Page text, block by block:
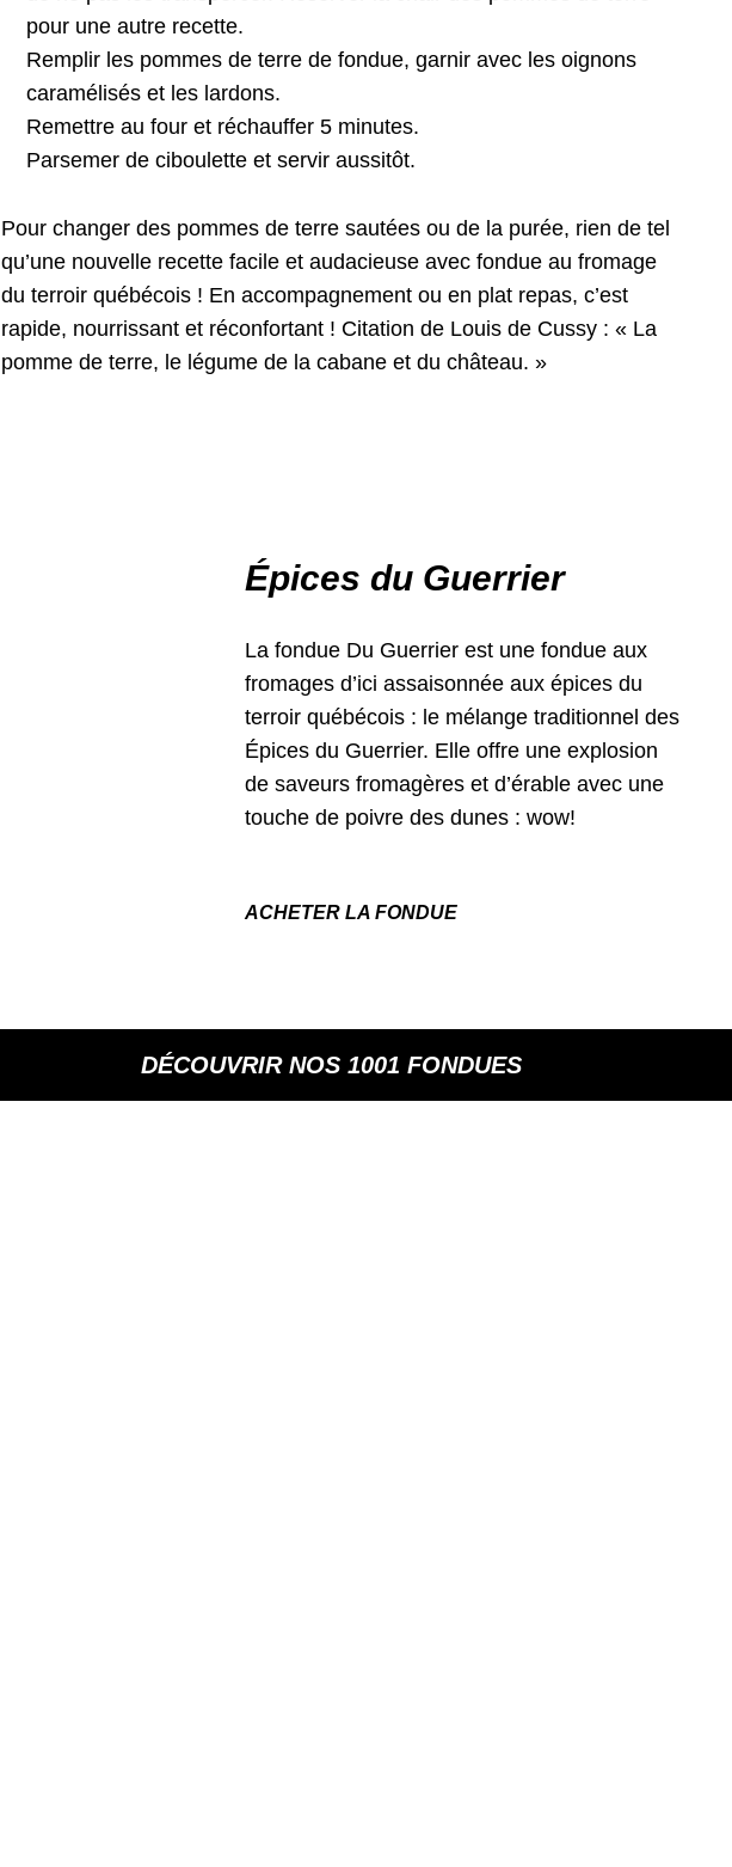
pour une autre recette.
Remplir les pommes de terre de fondue, garnir avec les oignons
caramélisés et les lardons.
Remettre au four et réchauffer 5 minutes.
Parsemer de ciboulette et servir aussitôt.
Pour changer des pommes de terre sautées ou de la purée, rien de tel
qu’une nouvelle recette facile et audacieuse avec fondue au fromage
du terroir québécois ! En accompagnement ou en plat repas, c’est
rapide, nourrissant et réconfortant ! Citation de Louis de Cussy : « La
pomme de terre, le légume de la cabane et du château. »
Épices du Guerrier
La fondue Du Guerrier est une fondue aux
fromages d’ici assaisonnée aux épices du
terroir québécois : le mélange traditionnel des
Épices du Guerrier. Elle offre une explosion
de saveurs fromagères et d’érable avec une
touche de poivre des dunes : wow!
ACHETER LA FONDUE
DÉCOUVRIR NOS 1001 FONDUES